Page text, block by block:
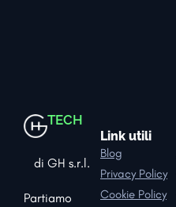
TECH
di GH s.r.l.
Partiamo
Link utili
Blog
Privacy Policy
Cookie Policy